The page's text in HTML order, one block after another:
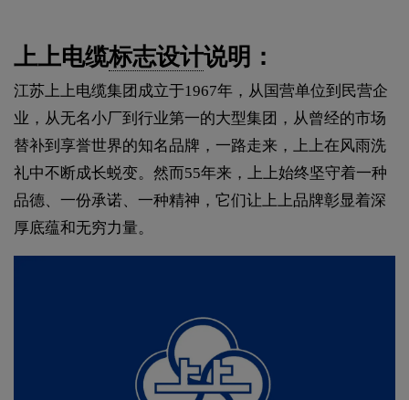
上上电缆标志设计说明：
江苏上上电缆集团成立于1967年，从国营单位到民营企
业，从无名小厂到行业第一的大型集团，从曾经的市场
替补到享誉世界的知名品牌，一路走来，上上在风雨洗
礼中不断成长蜕变。然而55年来，上上始终坚守着一种
品德、一份承诺、一种精神，它们让上上品牌彰显着深
厚底蕴和无穷力量。